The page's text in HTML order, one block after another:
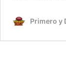
Primero y